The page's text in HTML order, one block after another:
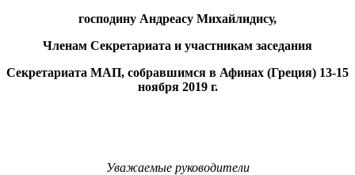
господину Андреасу Михайлидису,
Членам Секретариата и участникам заседания
Секретариата МАП, собравшимся в Афинах (Греция) 13-15
ноября 2019 г.
Уважаемые руководители